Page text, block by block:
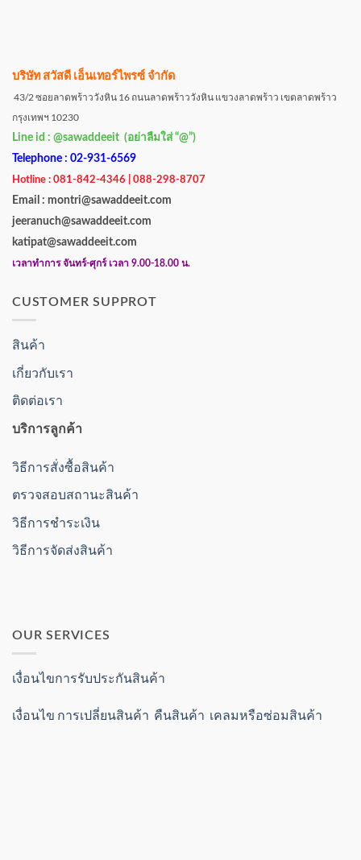
บริษัท สวัสดี เอ็นเทอร์ไพรซ์ จำกัด
43/2 ซอยลาดพร้าววังหิน 16 ถนนลาดพร้าววังหิน แขวงลาดพร้าว เขตลาดพร้าว
กรุงเทพฯ 10230
Line id : @sawaddeeit (อย่าลืมใส่ “@”)
Telephone : 02-931-6569
Hotline : 081-842-4346 | 088-298-8707
Email : montri@sawaddeeit.com
jeeranuch@sawaddeeit.com
katipat@sawaddeeit.com
เวลาทำการ จันทร์-ศุกร์ เวลา 9.00-18.00 น.
CUSTOMER SUPPROT
สินค้า
เกี่ยวกับเรา
ติดต่อเรา
บริการลูกค้า
วิธีการสั่งซื้อสินค้า
ตรวจสอบสถานะสินค้า
วิธีการชำระเงิน
วิธีการจัดส่งสินค้า
OUR SERVICES
เงื่อนไขการรับประกันสินค้า
เงื่อนไข การเปลี่ยนสินค้า คืนสินค้า เคลมหรือซ่อมสินค้า